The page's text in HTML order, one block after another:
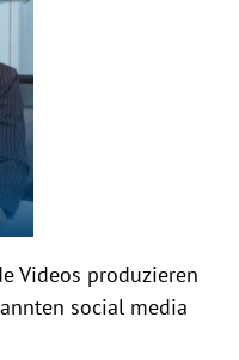
Videos produzieren
social media